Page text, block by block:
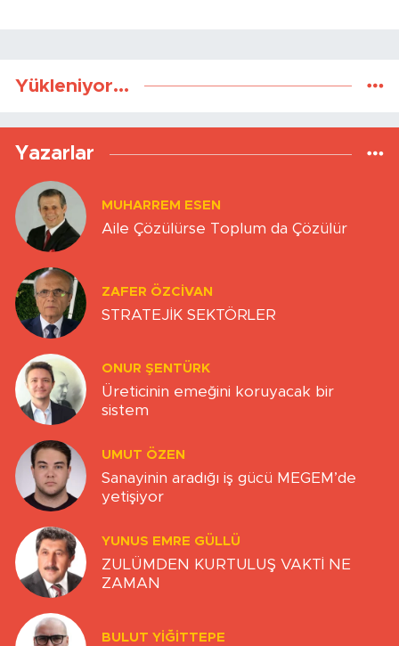
Yükleniyor...
Yazarlar
MUHARREM ESEN
Aile Çözülürse Toplum da Çözülür
ZAFER ÖZCIVAN
STRATEJİK SEKTÖRLER
ONUR ŞENTÜRK
Üreticinin emeğini koruyacak bir
sistem
UMUT ÖZEN
Sanayinin aradığı iş gücü MEGEM’de
yetişiyor
YUNUS EMRE GÜLLÜ
ZULÜMDEN KURTULUŞ VAKTİ NE
ZAMAN
BULUT YİĞİTTEPE